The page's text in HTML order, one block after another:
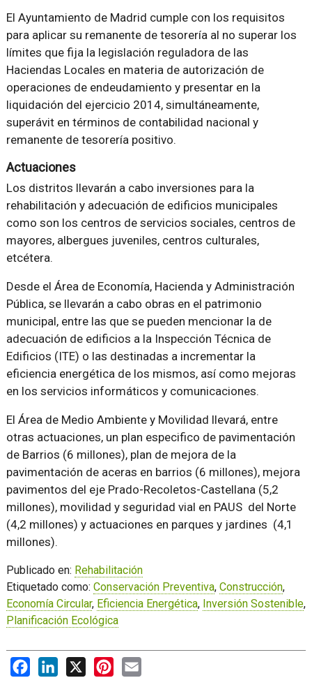
El Ayuntamiento de Madrid cumple con los requisitos
para aplicar su remanente de tesorería al no superar los
límites que fija la legislación reguladora de las
Haciendas Locales en materia de autorización de
operaciones de endeudamiento y presentar en la
liquidación del ejercicio 2014, simultáneamente,
superávit en términos de contabilidad nacional y
remanente de tesorería positivo.
Actuaciones
Los distritos llevarán a cabo inversiones para la
rehabilitación y adecuación de edificios municipales
como son los centros de servicios sociales, centros de
mayores, albergues juveniles, centros culturales,
etcétera.
Desde el Área de Economía, Hacienda y Administración
Pública, se llevarán a cabo obras en el patrimonio
municipal, entre las que se pueden mencionar la de
adecuación de edificios a la Inspección Técnica de
Edificios (ITE) o las destinadas a incrementar la
eficiencia energética de los mismos, así como mejoras
en los servicios informáticos y comunicaciones.
El Área de Medio Ambiente y Movilidad llevará, entre
otras actuaciones, un plan especifico de pavimentación
de Barrios (6 millones), plan de mejora de la
pavimentación de aceras en barrios (6 millones), mejora
pavimentos del eje Prado-Recoletos-Castellana (5,2
millones), movilidad y seguridad vial en PAUS del Norte
(4,2 millones) y actuaciones en parques y jardines (4,1
millones).
Publicado en: Rehabilitación
Etiquetado como: Conservación Preventiva, Construcción,
Economía Circular, Eficiencia Energética, Inversión Sostenible,
Planificación Ecológica
FacebookLinkedIn
X PinterestEmail